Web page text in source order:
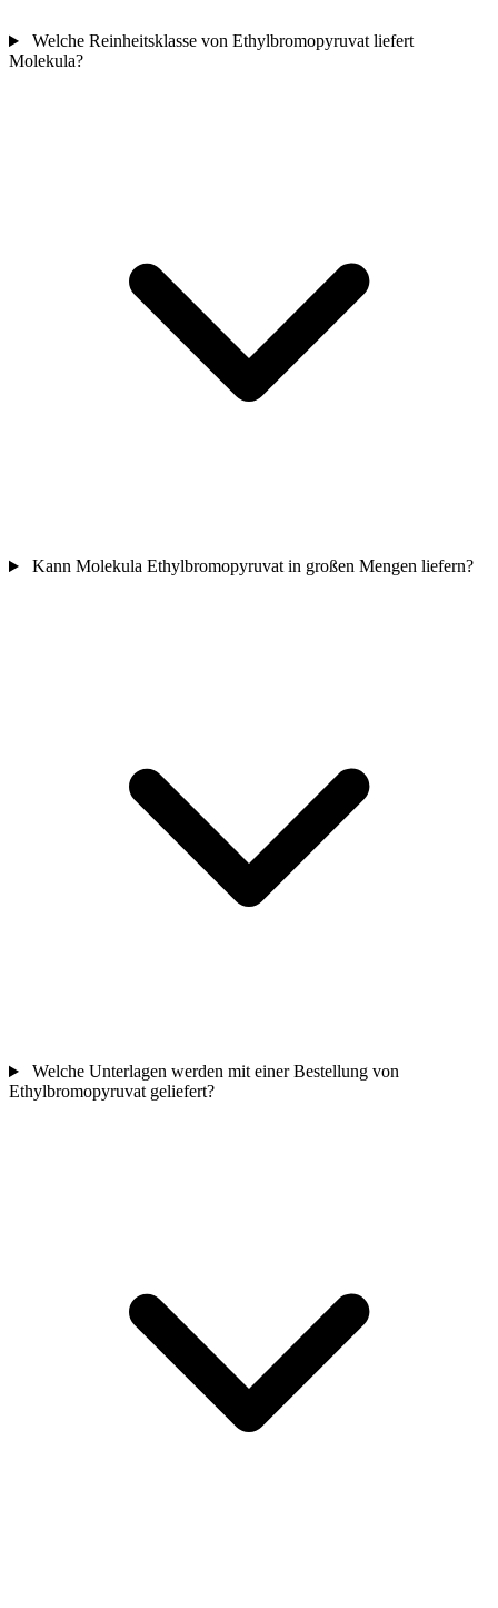
Welche Reinheitsklasse von Ethylbromopyruvat liefert
Molekula?
Kann Molekula Ethylbromopyruvat in großen Mengen liefern?
Welche Unterlagen werden mit einer Bestellung von
Ethylbromopyruvat geliefert?